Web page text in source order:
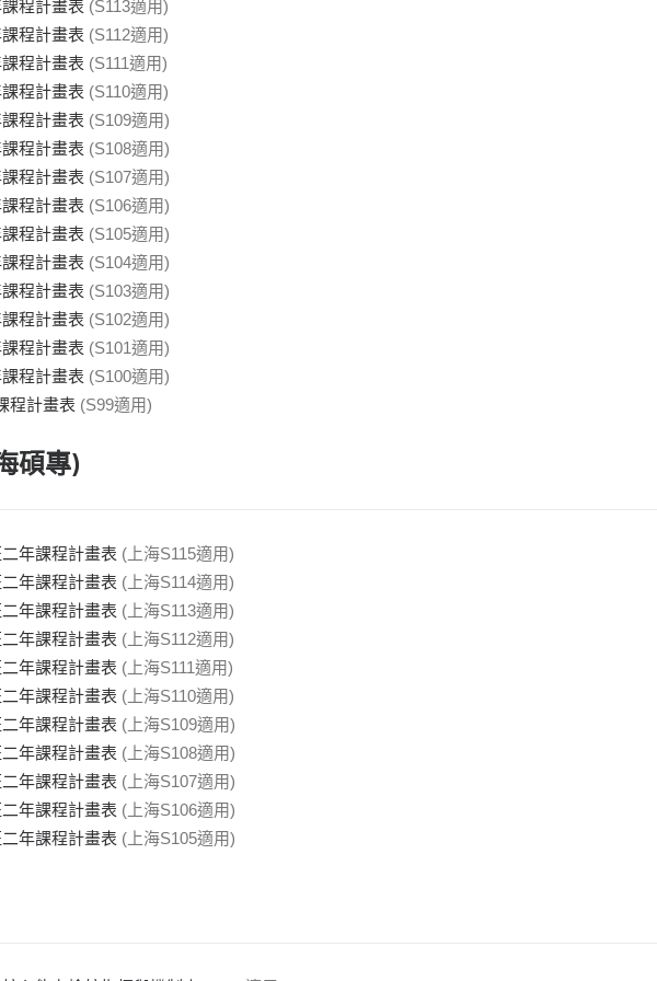
程計畫表 (S113適用)
程計畫表 (S112適用)
程計畫表 (S111適用)
程計畫表 (S110適用)
程計畫表 (S109適用)
程計畫表 (S108適用)
程計畫表 (S107適用)
程計畫表 (S106適用)
程計畫表 (S105適用)
程計畫表 (S104適用)
程計畫表 (S103適用)
程計畫表 (S102適用)
程計畫表 (S101適用)
程計畫表 (S100適用)
程計畫表 (S99適用)
碩專)
年課程計畫表 (上海S115適用)
年課程計畫表 (上海S114適用)
年課程計畫表 (上海S113適用)
年課程計畫表 (上海S112適用)
年課程計畫表 (上海S111適用)
年課程計畫表 (上海S110適用)
年課程計畫表 (上海S109適用)
年課程計畫表 (上海S108適用)
年課程計畫表 (上海S107適用)
年課程計畫表 (上海S106適用)
年課程計畫表 (上海S105適用)